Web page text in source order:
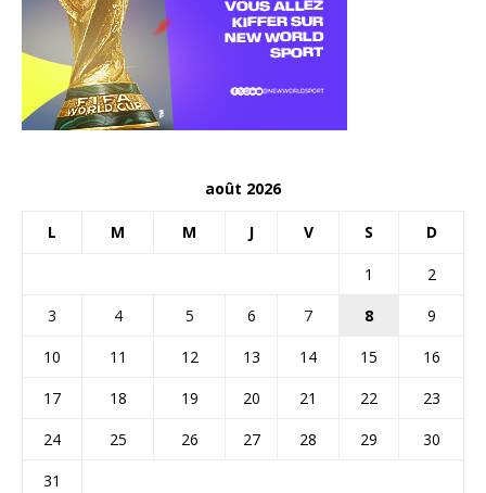
août 2026
L M M J V S D
1
2
3
4 5 6 7 8
9
10
11 12 13 14 15
16
17
18 19 20 21 22
23
24
25 26 27 28 29
30
31